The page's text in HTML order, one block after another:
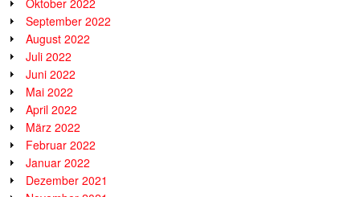
September 2022
August 2022
Juli 2022
Juni 2022
Mai 2022
April 2022
März 2022
Februar 2022
Januar 2022
Dezember 2021